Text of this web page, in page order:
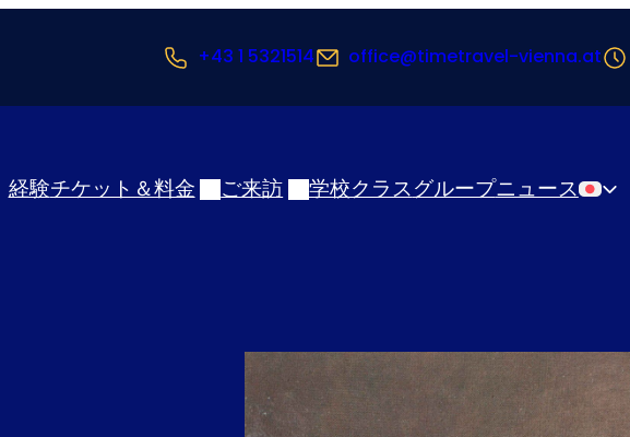
+43 1 5321514 office@timetravel-vienna.at
経験チケット＆料金 ご来訪 学校クラスグループニュース 日本語